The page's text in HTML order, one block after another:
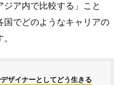
ア内で比較する」こと
国でどのようなキャリアの
ザイナーとしてどう生きる